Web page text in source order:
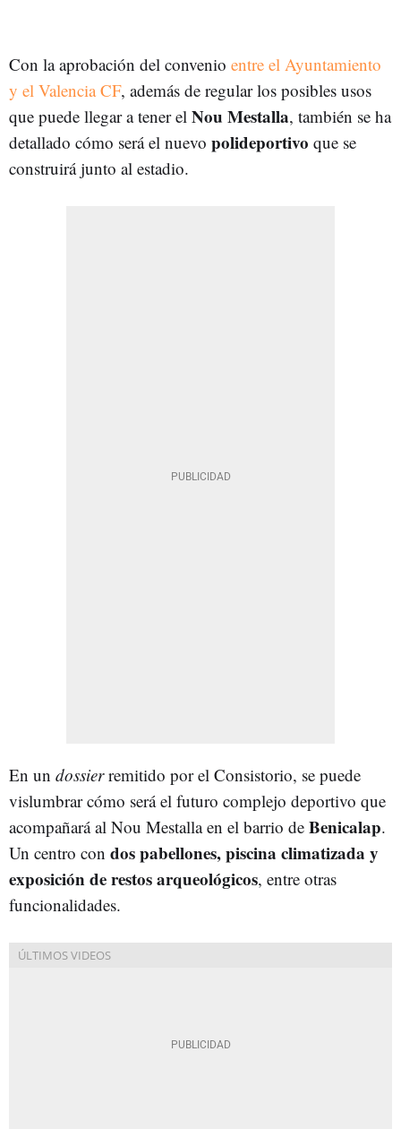
Con la aprobación del convenio entre el Ayuntamiento
y el Valencia CF, además de regular los posibles usos
que puede llegar a tener el Nou Mestalla, también se ha
detallado cómo será el nuevo polideportivo que se
construirá junto al estadio.
En un dossierremitido por el Consistorio, se puede
vislumbrar cómo será el futuro complejo deportivo que
acompañará al Nou Mestalla en el barrio de Benicalap.
Un centro con dos pabellones, piscina climatizada y
exposición de restos arqueológicos, entre otras
funcionalidades.